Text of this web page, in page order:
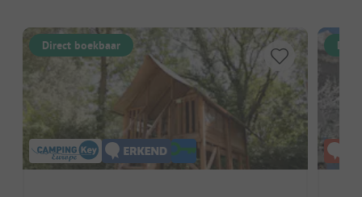
Direct boekbaar